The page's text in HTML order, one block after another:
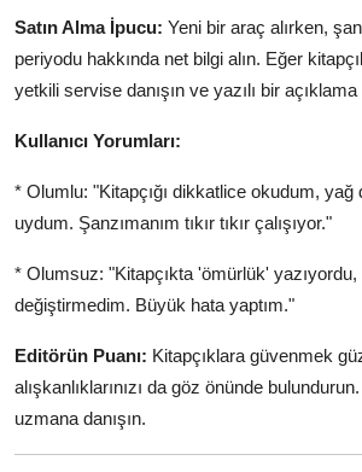
Satın Alma İpucu: Yeni bir araç alırken,
periyodu hakkında net bilgi alın. Eğer
yetkili servise danışın ve yazılı bir
Kullanıcı Yorumları:
* Olumlu: "Kitapçığı dikkatlice okudum,
uydum. Şanzımanım tıkır tıkır çalışıyor."
* Olumsuz: "Kitapçıkta 'ömürlük' yazıyordu,
değiştirmedim. Büyük hata yaptım."
Editörün Puanı: Kitapçıklara güvenmek
alışkanlıklarınızı da göz önünde
uzmana danışın.